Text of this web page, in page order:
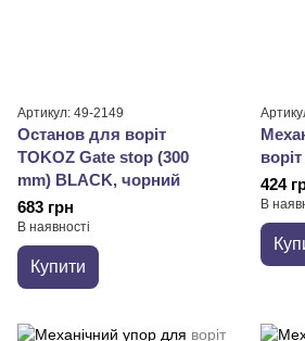
Артикул: 49-2149
Останов для воріт
TOKOZ Gate stop (300
mm) BLACK, чорний
683 грн
В наявності
Купити
424
В